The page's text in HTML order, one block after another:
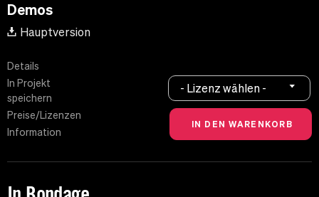
Demos
Hauptversion
Details
In Projekt
speichern
Preise/Lizenzen
Information
- Lizenz wählen -